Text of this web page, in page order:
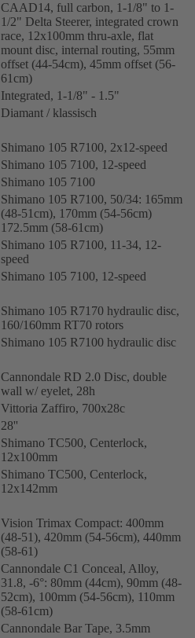
CAAD14, full carbon, 1-1/8" to 1-
1/2" Delta Steerer, integrated crown
race, 12x100mm thru-axle, flat
mount disc, internal routing, 55mm
offset (44-54cm), 45mm offset (56-
61cm)
Integrated, 1-1/8" - 1.5"
Diamant / klassisch
Shimano 105 R7100, 2x12-speed
Shimano 105 7100, 12-speed
Shimano 105 7100
Shimano 105 R7100, 50/34: 165mm
(48-51cm), 170mm (54-56cm)
172.5mm (58-61cm)
Shimano 105 R7100, 11-34, 12-
speed
Shimano 105 7100, 12-speed
Shimano 105 R7170 hydraulic disc,
160/160mm RT70 rotors
Shimano 105 R7100 hydraulic disc
Cannondale RD 2.0 Disc, double
wall w/ eyelet, 28h
Vittoria Zaffiro, 700x28c
28''
Shimano TC500, Centerlock,
12x100mm
Shimano TC500, Centerlock,
12x142mm
Vision Trimax Compact: 400mm
(48-51), 420mm (54-56cm), 440mm
(58-61)
Cannondale C1 Conceal, Alloy,
31.8, -6°: 80mm (44cm), 90mm (48-
52cm), 100mm (54-56cm), 110mm
(58-61cm)
Cannondale Bar Tape, 3.5mm